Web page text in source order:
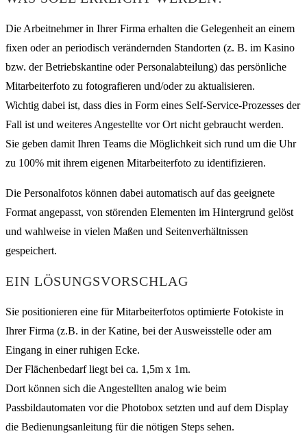
Die Arbeitnehmer in Ihrer Firma erhalten die Gelegenheit an einem
fixen oder an periodisch verändernden Standorten (z. B. im Kasino
bzw. der Betriebskantine oder Personalabteilung) das persönliche
Mitarbeiterfoto zu fotografieren und/oder zu aktualisieren.
Wichtig dabei ist, dass dies in Form eines Self-Service-Prozesses der
Fall ist und weiteres Angestellte vor Ort nicht gebraucht werden.
Sie geben damit Ihren Teams die Möglichkeit sich rund um die Uhr
zu 100% mit ihrem eigenen Mitarbeiterfoto zu identifizieren.
Die Personalfotos können dabei automatisch auf das geeignete
Format angepasst, von störenden Elementen im Hintergrund gelöst
und wahlweise in vielen Maßen und Seitenverhältnissen
gespeichert.
EIN LÖSUNGSVORSCHLAG
Sie positionieren eine für Mitarbeiterfotos optimierte Fotokiste in
Ihrer Firma (z.B. in der Katine, bei der Ausweisstelle oder am
Eingang in einer ruhigen Ecke.
Der Flächenbedarf liegt bei ca. 1,5m x 1m.
Dort können sich die Angestellten analog wie beim
Passbildautomaten vor die Photobox setzten und auf dem Display
die Bedienungsanleitung für die nötigen Steps sehen.